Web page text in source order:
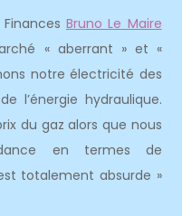
Bruno Le Maire
« aberrant » et «
notre électricité des
l’énergie hydraulique.
du gaz alors que nous
en termes de
totalement absurde »